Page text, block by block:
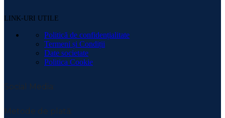
LINK-URI UTILE
Politică de confidențialitate
Termeni și Condiții
Date societate
Politica Cookie
Social Media:
Metode de plată: